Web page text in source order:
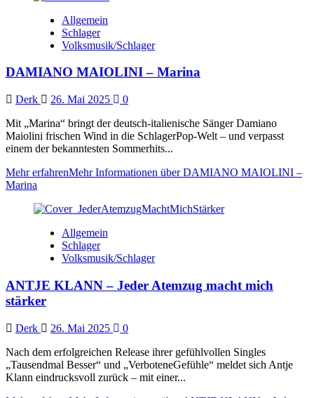
Allgemein
Schlager
Volksmusik/Schlager
DAMIANO MAIOLINI – Marina
Derk 26. Mai 2025
0
Mit „Marina“ bringt der deutsch-italienische Sänger Damiano
Maiolini frischen Wind in die SchlagerPop-Welt – und verpasst
einem der bekanntesten Sommerhits...
Mehr erfahrenMehr Informationen über DAMIANO MAIOLINI –
Marina
Allgemein
Schlager
Volksmusik/Schlager
ANTJE KLANN – Jeder Atemzug macht mich
stärker
Derk 26. Mai 2025
0
Nach dem erfolgreichen Release ihrer gefühlvollen Singles
„Tausendmal Besser“ und „VerboteneGefühle“ meldet sich Antje
Klann eindrucksvoll zurück – mit einer...